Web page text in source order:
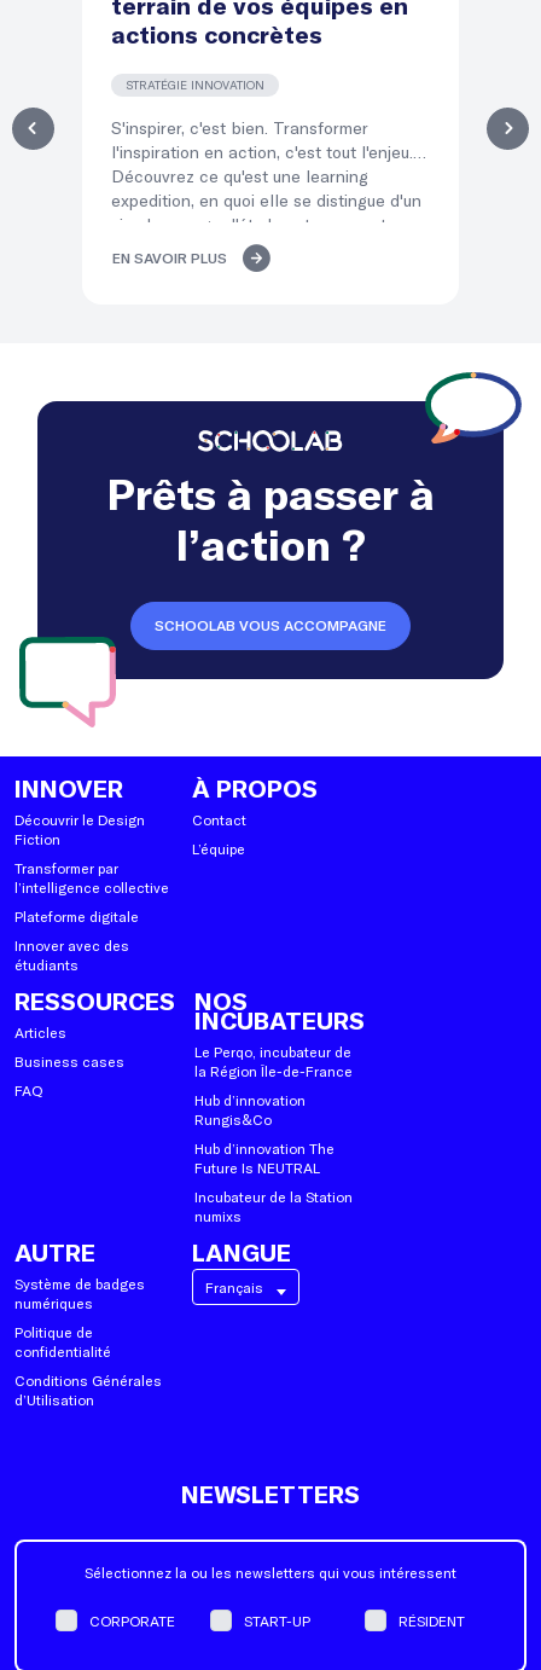
terrain de vos équipes en
actions concrètes
STRATÉGIE INNOVATION
S'inspirer, c'est bien. Transformer
l'inspiration en action, c'est tout l'enjeu.
Découvrez ce qu'est une learning
expedition, en quoi elle se distingue d'un
simple voyage d'études et comment ses
« temps d'atterrissage » transforment
l'immersion de vos équipes en décisions
EN SAVOIR PLUS
Prêts à passer à
l’action ?
SCHOOLAB VOUS ACCOMPAGNE
INNOVER
Découvrir le Design
Fiction
Transformer par
l’intelligence collective
Plateforme digitale
Innover avec des
étudiants
À PROPOS
Contact
L’équipe
RESSOURCES
Articles
Business cases
FAQ
NOS
INCUBATEURS
Le Perqo, incubateur de
la Région Île-de-France
Hub d’innovation
Rungis&Co
Hub d’innovation The
Future Is NEUTRAL
Incubateur de la Station
numixs
AUTRE
Système de badges
numériques
Politique de
confidentialité
Conditions Générales
d’Utilisation
LANGUE
Français
NEWSLETTERS
Sélectionnez la ou les newsletters qui vous intéressent
CORPORATE START-UP RÉSIDENT